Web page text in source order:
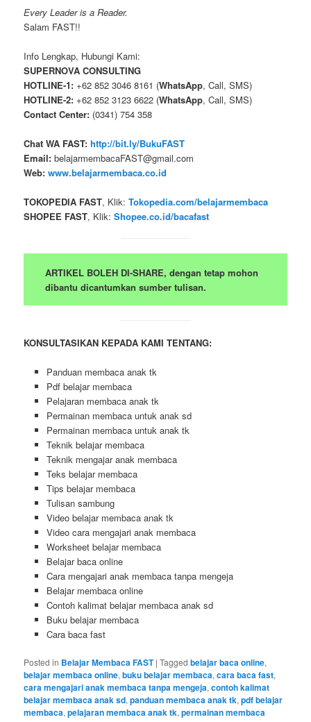
Every Leader is a Reader.
Salam FAST!!
Info Lengkap, Hubungi Kami:
SUPERNOVA CONSULTING
HOTLINE-1: +62 852 3046 8161 (WhatsApp, Call, SMS)
HOTLINE-2: +62 852 3123 6622 (WhatsApp, Call, SMS)
Contact Center: (0341) 754 358
Chat WA FAST: http://bit.ly/BukuFAST
Email: belajarmembacaFAST@gmail.com
Web: www.belajarmembaca.co.id
TOKOPEDIA FAST, Klik:Tokopedia.com/belajarmembaca
SHOPEE FAST, Klik:Shopee.co.id/bacafast
ARTIKEL BOLEH DI-SHARE, dengan tetap mohon
dibantu dicantumkan sumber tulisan.
KONSULTASIKAN KEPADA KAMI TENTANG:
Panduan membaca anak tk
Pdf belajar membaca
Pelajaran membaca anak tk
Permainan membaca untuk anak sd
Permainan membaca untuk anak tk
Teknik belajar membaca
Teknik mengajar anak membaca
Teks belajar membaca
Tips belajar membaca
Tulisan sambung
Video belajar membaca anak tk
Video cara mengajari anak membaca
Worksheet belajar membaca
Belajar baca online
Cara mengajari anak membaca tanpa mengeja
Belajar membaca online
Contoh kalimat belajar membaca anak sd
Buku belajar membaca
Cara baca fast
Posted in Belajar Membaca FAST |Tagged belajar baca online,
belajar membaca online,buku belajar membaca,cara baca fast,
cara mengajari anak membaca tanpa mengeja,contoh kalimat
belajar membaca anak sd,panduan membaca anak tk,pdf belajar
membaca,pelajaran membaca anak tk,permainan membaca